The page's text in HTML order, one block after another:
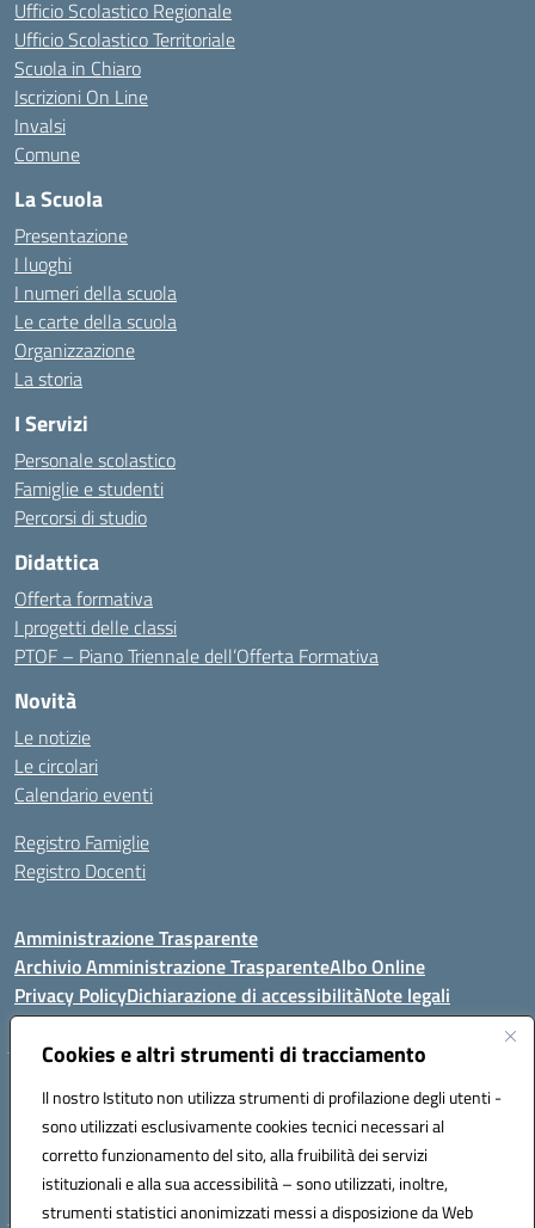
Cookies e altri strumenti di tracciamento
Il nostro Istituto non utilizza strumenti di profilazione degli utenti -
sono utilizzati esclusivamente cookies tecnici necessari al
corretto funzionamento del sito, alla fruibilità dei servizi
istituzionali e alla sua accessibilità – sono utilizzati, inoltre,
strumenti statistici anonimizzati messi a disposizione da Web
Ufficio Scolastico Regionale
Ufficio Scolastico Territoriale
Scuola in Chiaro
Iscrizioni On Line
Invalsi
Comune
La Scuola
Presentazione
I luoghi
I numeri della scuola
Le carte della scuola
Organizzazione
La storia
I Servizi
Personale scolastico
Famiglie e studenti
Percorsi di studio
Didattica
Offerta formativa
I progetti delle classi
PTOF – Piano Triennale dell’Offerta Formativa
Novità
Le notizie
Le circolari
Calendario eventi
Registro Famiglie
Registro Docenti
Amministrazione Trasparente
Archivio Amministrazione TrasparenteAlbo Online
Privacy PolicyDichiarazione di accessibilitàNote legali
Istituto Comprensivo Statale
Via Cupa Campanariello, 5 - 80059, Torre del Greco (NA)
Tel. +39 0818834377 - Fax +39 0818834377 - Cod.Fisc. 95170530638
Email: naic8df00a@istruzione.it - PEC: naic8df00a@pec.istruzione.it